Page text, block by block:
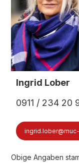
Ingrid Lober
0911 / 234 20
Obige Angaben